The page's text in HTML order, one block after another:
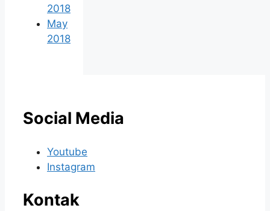
2018
May
2018
Social Media
Youtube
Instagram
Kontak